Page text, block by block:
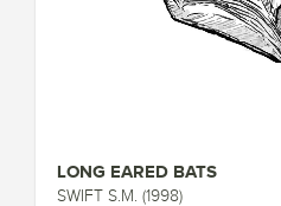
LONG EARED BATS
SWIFT S.M. (1998)